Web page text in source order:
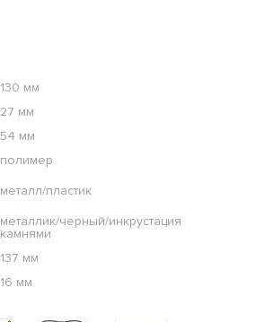
130 мм
27 мм
54 мм
полимер
металл/пластик
металлик/черный/инкрустация
камнями
137 мм
16 мм